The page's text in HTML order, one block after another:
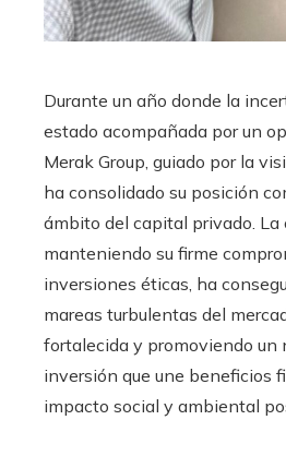
Durante un año donde la
estado acompañada por un
Merak Group, guiado por la
ha consolidado su posición
ámbito del capital privado. La
manteniendo su firme
inversiones éticas, ha
mareas turbulentas del
fortalecida y promoviendo un
inversión que une beneficios
impacto social y ambiental